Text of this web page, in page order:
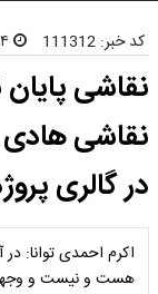
کد خبر: 111312
نقاشی
نقاشی­‌ هادی
در گالری
اکرم احمدی توانا:
هست و نیست و وجهی